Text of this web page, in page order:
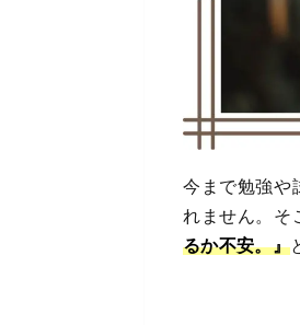
今まで勉強や
れません。そ
るか不安。』